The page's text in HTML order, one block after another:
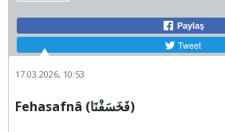
Paylaş
Tweet
17.03.2026, 10:53
Fehasafnâ (فَخَسَفْنَا)